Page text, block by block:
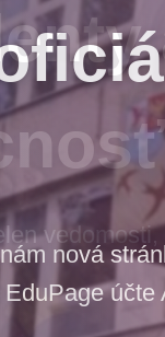
vedomosti,